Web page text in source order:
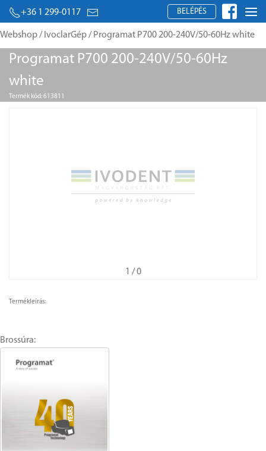
+36 1 299-0117 BELÉPÉS
Webshop/ IvoclarGép/ Programat P700 200-240V/50-60Hz white
Programat P700 200-240V/50-60Hz
white
Termék kód: 613811
1 / 0
Termékleírás:
Brossúra: